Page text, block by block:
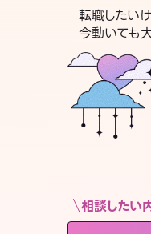
転職したいけ
今動いても
相談したい